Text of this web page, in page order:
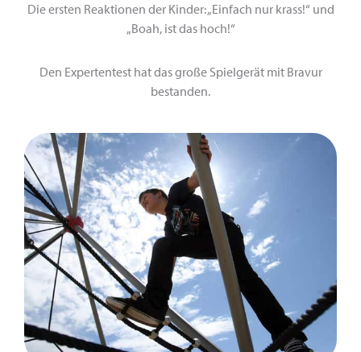
Die ersten Reaktionen der Kinder: „Einfach nur krass!“ und
„Boah, ist das hoch!“
Den Expertentest hat das große Spielgerät mit Bravur
bestanden.